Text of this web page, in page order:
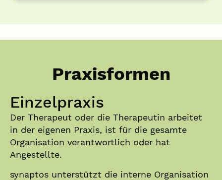
Praxisformen
Einzelpraxis
Der Therapeut oder die Therapeutin arbeitet
in der eigenen Praxis, ist für die gesamte
Organisation verantwortlich oder hat
Angestellte.
synaptos unterstützt die interne Organisation